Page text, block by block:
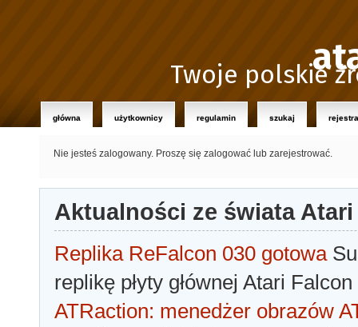
Twoje polskie
główna użytkownicy regulamin szukaj
Nie jesteś zalogowany. Proszę się zalogować lub zarejestrować.
Aktualności ze świata Atari
Replika ReFalcon 030 gotowa
replikę płyty głównej Atari
ATRaction: menedżer obrazów